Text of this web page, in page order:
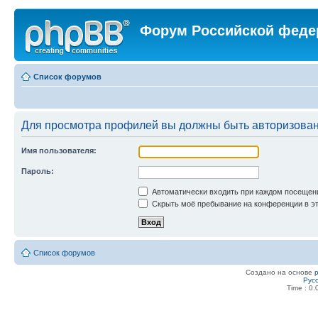
Форум Российской
Список форумов
Для просмотра профилей вы должны быть
Имя пользователя:
Пароль:
Автоматически входить при каждом
Скрыть моё пребывание на конференции в
Список форумов
Создано на основе
Time :